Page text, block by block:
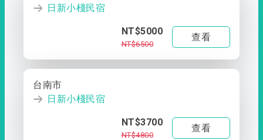
日新小棧民宿
NT$5000
NT$6500
查看
台南市
日新小棧民宿
NT$3700
NT$4800
查看